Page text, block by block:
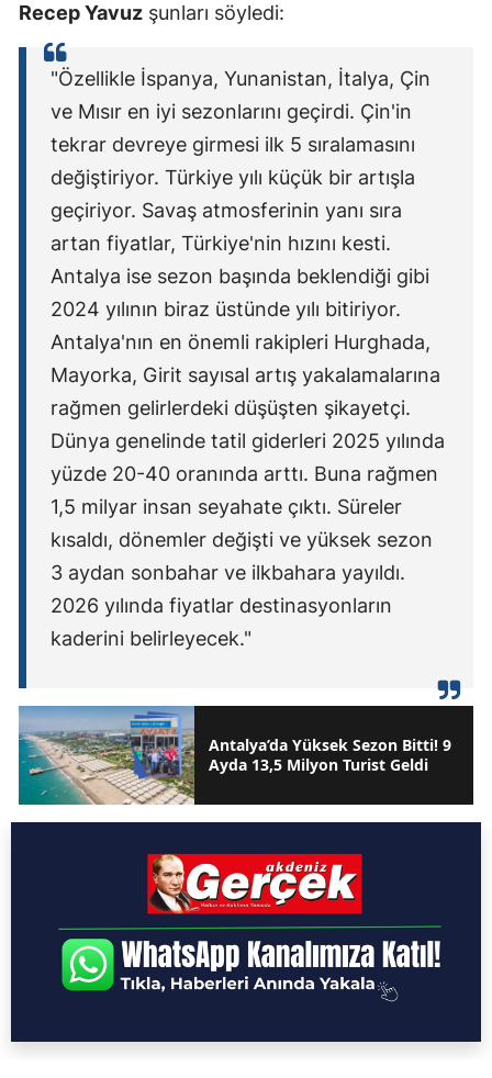
Recep Yavuz şunları söyledi:
"Özellikle İspanya, Yunanistan, İtalya, Çin
ve Mısır en iyi sezonlarını geçirdi. Çin'in
tekrar devreye girmesi ilk 5 sıralamasını
değiştiriyor. Türkiye yılı küçük bir artışla
geçiriyor. Savaş atmosferinin yanı sıra
artan fiyatlar, Türkiye'nin hızını kesti.
Antalya ise sezon başında beklendiği gibi
2024 yılının biraz üstünde yılı bitiriyor.
Antalya'nın en önemli rakipleri Hurghada,
Mayorka, Girit sayısal artış yakalamalarına
rağmen gelirlerdeki düşüşten şikayetçi.
Dünya genelinde tatil giderleri 2025 yılında
yüzde 20-40 oranında arttı. Buna rağmen
1,5 milyar insan seyahate çıktı. Süreler
kısaldı, dönemler değişti ve yüksek sezon
3 aydan sonbahar ve ilkbahara yayıldı.
2026 yılında fiyatlar destinasyonların
kaderini belirleyecek."
Antalya’da Yüksek Sezon Bitti! 9
Ayda 13,5 Milyon Turist Geldi